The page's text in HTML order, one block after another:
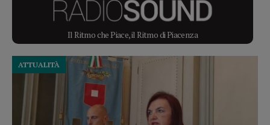
Il Ritmo che Piace, il Ritmo di Piacenza
ATTUALITÀ